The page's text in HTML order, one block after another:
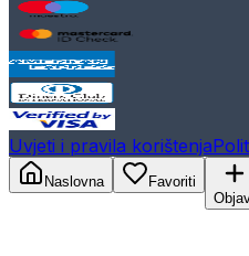
Uvjeti i pravila korištenja
Naslovna
Favoriti